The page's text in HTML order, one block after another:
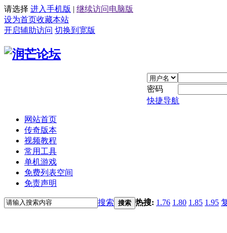
请选择 进入手机版 | 继续访问电脑版
设为首页收藏本站
开启辅助访问 切换到宽版
密码
快捷导航
网站首页
传奇版本
视频教程
常用工具
单机游戏
免费列表空间
免责声明
搜索 搜索 热搜: 1.76 1.80 1.85 1.95